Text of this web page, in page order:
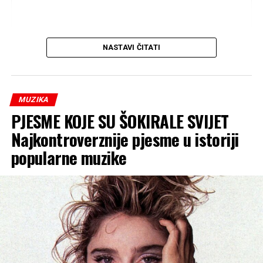
View this post on Instagram
NASTAVI ČITATI
MUZIKA
PJESME KOJE SU ŠOKIRALE SVIJET
Najkontroverznije pjesme u istoriji
popularne muzike